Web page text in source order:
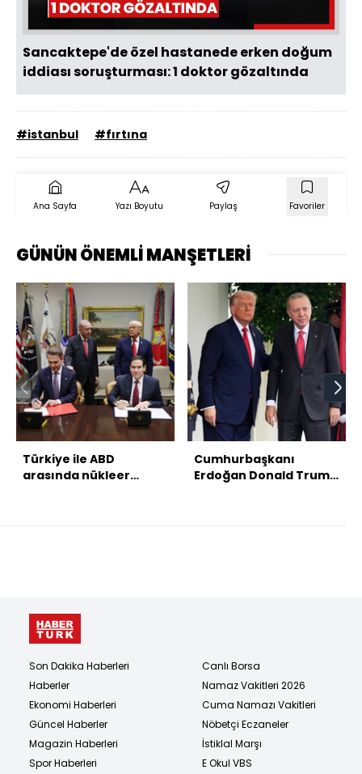
Sancaktepe'de özel hastanede erken doğum
iddiası soruşturması: 1 doktor gözaltında
#istanbul #fırtına
Ana Sayfa Yazı Boyutu Paylaş Favoriler
GÜNÜN ÖNEMLİ MANŞETLERİ
Türkiye ile ABD
arasında nükleer
Cumhurbaşkanı
Erdoğan Donald Trump
Son Dakika Haberleri
Haberler
Ekonomi Haberleri
Güncel Haberler
Magazin Haberleri
Spor Haberleri
Canlı Borsa
Namaz Vakitleri 2026
Cuma Namazı Vakitleri
Nöbetçi Eczaneler
İstiklal Marşı
E Okul VBS